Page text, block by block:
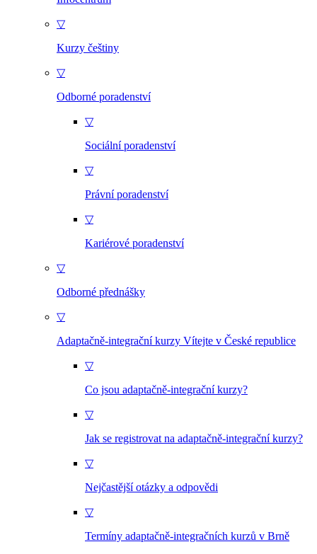
▽
Kurzy češtiny
▽
Odborné poradenství
▽
Sociální poradenství
▽
Právní poradenství
▽
Kariérové poradenství
▽
Odborné přednášky
▽
Adaptačně-integrační kurzy Vítejte v České republice
▽
Co jsou adaptačně-integrační kurzy?
▽
Jak se registrovat na adaptačně-integrační kurzy?
▽
Nejčastější otázky a odpovědi
▽
Termíny adaptačně-integračních kurzů v Brně